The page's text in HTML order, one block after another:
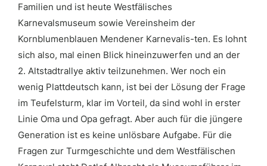
Familien und ist heute Westfälisches
Karnevalsmuseum sowie Vereinsheim der
Kornblumenblauen Mendener Karnevalis-ten. Es lohnt
sich also, mal einen Blick hineinzuwerfen und an der
2. Altstadtrallye aktiv teilzunehmen. Wer noch ein
wenig Plattdeutsch kann, ist bei der Lösung der Frage
im Teufelsturm, klar im Vorteil, da sind wohl in erster
Linie Oma und Opa gefragt. Aber auch für die jüngere
Generation ist es keine unlösbare Aufgabe. Für die
Fragen zur Turmgeschichte und dem Westfälischen